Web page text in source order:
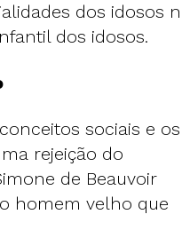
dos idosos
dos idosos.
sociais e os
rejeição do
de Beauvoir
homem velho que